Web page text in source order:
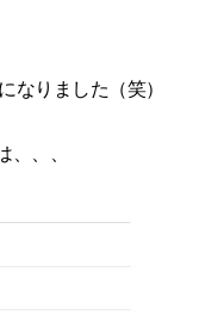
なりました（笑）
、、、